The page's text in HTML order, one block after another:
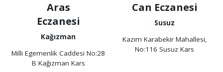
Aras
Eczanesi
Kağızman
Milli Egemenlik Caddesi No:28
B Kağızman Kars
Can Eczanesi
Susuz
Kazım Karabekir Mahallesi,
No:116 Susuz Kars